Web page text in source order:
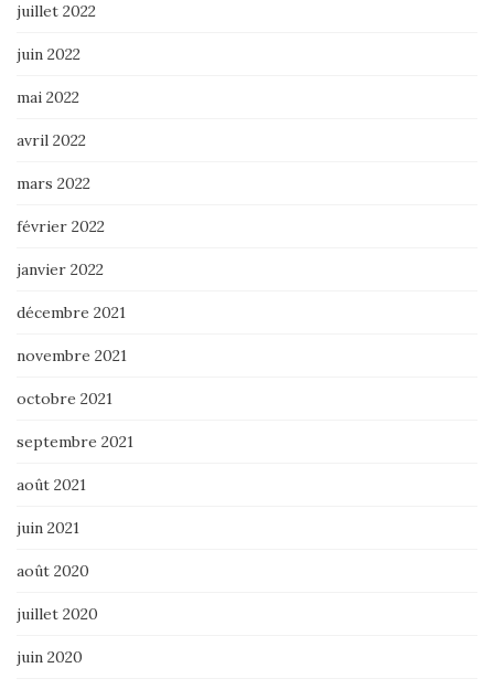
juillet 2022
juin 2022
mai 2022
avril 2022
mars 2022
février 2022
janvier 2022
décembre 2021
novembre 2021
octobre 2021
septembre 2021
août 2021
juin 2021
août 2020
juillet 2020
juin 2020